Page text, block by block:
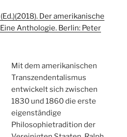
Der amerikanische
Anthologie. Berlin: Peter
Mit dem amerikanischen
Transzendentalismus
entwickelt sich zwischen
1830 und 1860 die erste
eigenständige
Philosophietradition der